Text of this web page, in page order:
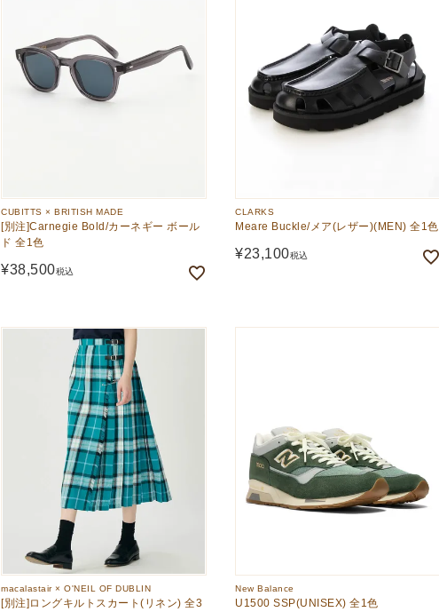
CUBITTS × BRITISH MADE
[別注]Carnegie Bold/カーネギー ボール
ド 全1色
¥38,500税込
CLARKS
Meare Buckle/メア(レザー)(MEN) 全1色
¥23,100税込
macalastair × O'NEIL OF DUBLIN
[別注]ロングキルトスカート(リネン) 全3
New Balance
U1500 SSP(UNISEX) 全1色